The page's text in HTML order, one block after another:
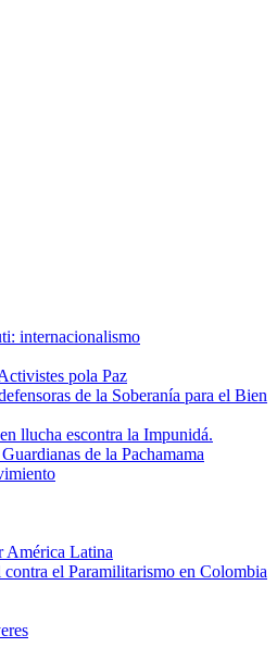
internacionalismo
pola Paz
de la Soberanía para el Bien
llucha escontra la Impunidá.
de la Pachamama
América Latina
el Paramilitarismo en Colombia